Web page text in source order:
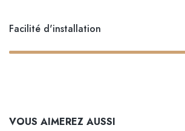
Facilité d'installation
VOUS AIMEREZ AUSSI